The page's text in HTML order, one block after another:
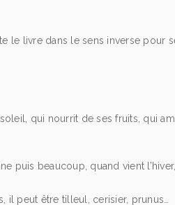
le livre dans le sens inverse pour
qui nourrit de ses fruits, qui
puis beaucoup, quand vient
il peut être tilleul, cerisier, prunus…